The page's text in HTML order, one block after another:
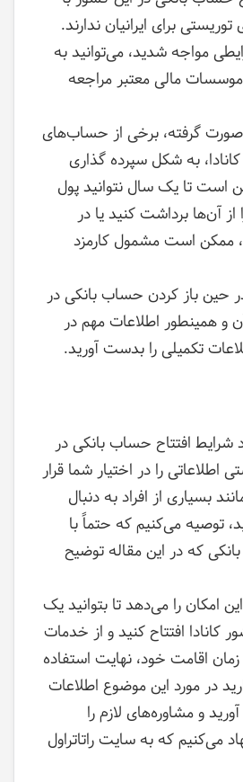
توریستی برای ایرانیان ندارند.
مواجه شدید، می‌توانید به
مالی معتبر مراجعه
گرفته، برخی از حساب‌های
به شکل سپرده گذاری
است تا یک سال نتوانید پول
از آن‌ها برداشت کنید یا در
ممکن است مشمول کارمزد
حین باز کردن حساب بانکی در
آن و همینطور اطلاعات مهم در
تکمیلی را بدست آورید.
شرایط افتتاح حساب بانکی در
اطلاعاتی را در اختیار شما قرار
بسیاری از افراد به دنبال
توصیه می‌کنیم که حتماً با
که در این مقاله توضیح
امکان را می‌دهد تا بتوانید یک
افتتاح کنید و از خدمات
اقامت خود، نهایت استفاده
در مورد این موضوع اطلاعات
و مشاوره‌های لازم را
می‌کنیم که به سایت راتاتراول